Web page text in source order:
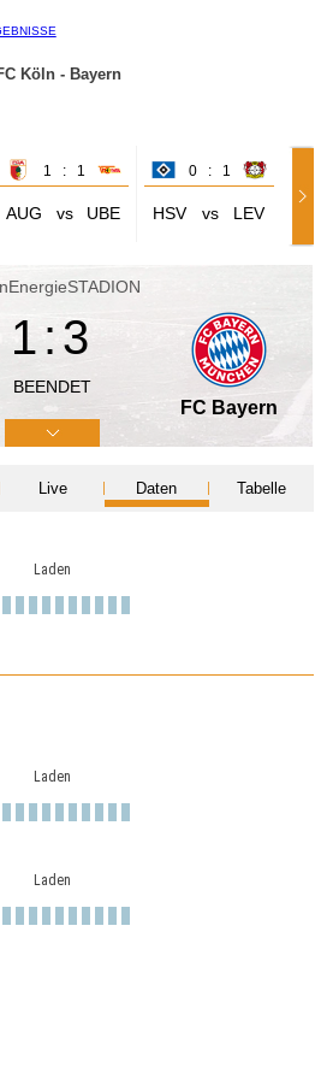
Köln - Bayern
1 : 1
AUG vs UBE
0 : 1
HSV vs LEV
1:3
BEENDET
FC Bayern
Live Daten Tabelle
Laden
Laden
Laden